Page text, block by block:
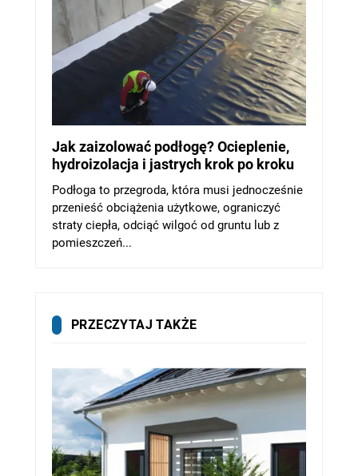
Jak zaizolować podłogę? Ocieplenie,
hydroizolacja i jastrych krok po kroku
Podłoga to przegroda, która musi jednocześnie
przenieść obciążenia użytkowe, ograniczyć
straty ciepła, odciąć wilgoć od gruntu lub z
pomieszczeń...
PRZECZYTAJ TAKŻE